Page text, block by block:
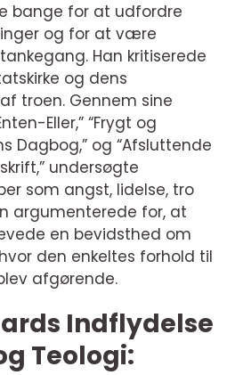
bange for at udfordre
og for at være
Han kritiserede
og dens
troen. Gennem sine
Eller,” “Frygt og
Dagbog,” og “Afsluttende
undersøgte
som angst, lidelse, tro
argumenterede for, at
en bevidsthed om
den enkeltes forhold til
afgørende.
Indflydelse
Teologi: